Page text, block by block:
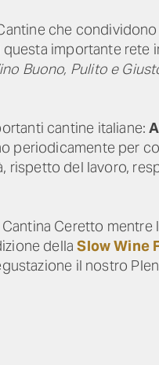
che
importante rete
Buono, Pulito e
cantine italiane:
periodicamente per
rispetto del lavoro,
Ceretto mentre
dellaSlow Wine
il nostro